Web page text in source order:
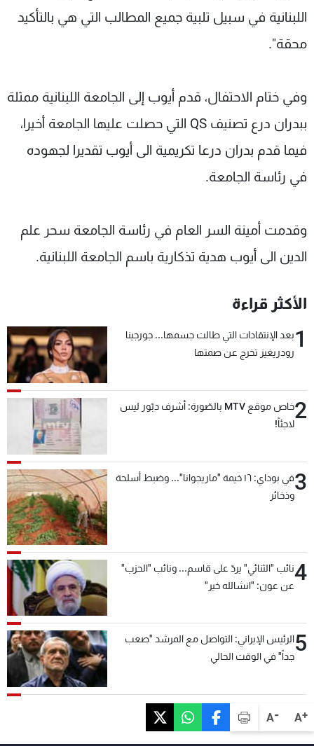
A+
A-
اللبنانية في سبيل تلبية جميع المطالب التي هي بالتأكيد
محقة".
وفي ختام الاحتفال، قدم أيوب إلى الجامعة اللبنانية ممثلة
ببدران درع تصنيف QS التي حصلت عليها الجامعة أخيرا،
فيما قدم بدران درعا تكريمية الى أيوب تقديرا لجهوده
في رئاسة الجامعة.
وقدمت أمينة السر العام في رئاسة الجامعة سحر علم
الدين الى أيوب هدية تذكارية باسم الجامعة اللبنانية.
الأكثر قراءة
1بعد الإنتقادات التي طالت جسمها... جورجينا
رودريغيز تخرج عن صمتها
2
خاص موقع MTV بالصّورة: أشرف دبّور ليس
لاجئاً!
3
في بوداي: ١٦ خيمة "ماريجوانا"... وضبط أسلحة
وذخائر
4نائب "الثنائي" يردّ على قاسم... ونائب "الحزب"
عن عون: "انشالله خير"
5الرئيس الإيراني: التواصل مع المرشد "صعب
جداً" في الوقت الحالي